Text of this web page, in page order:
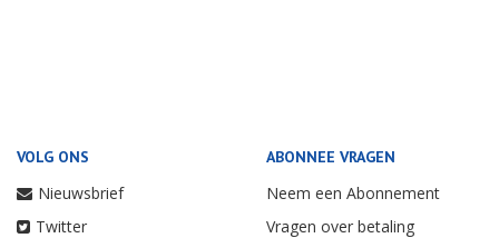
VOLG ONS
Nieuwsbrief
Twitter
ABONNEE VRAGEN
Neem een Abonnement
Vragen over betaling